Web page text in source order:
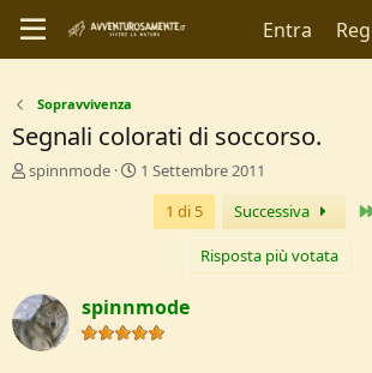
Entra
Sopravvivenza
Segnali colorati di soccorso.
C
r
e
D
spinnmode
D
I
n
i
1 Settembre 2011
1 di 5
Successiva
Risposta più votata
spinnmode